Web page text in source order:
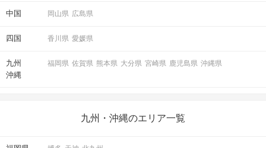
中国 岡山県 広島県
四国 香川県 愛媛県
九州
沖縄
福岡県 佐賀県 熊本県 大分県 宮崎県 鹿児島県 沖縄県
九州・沖縄のエリア一覧